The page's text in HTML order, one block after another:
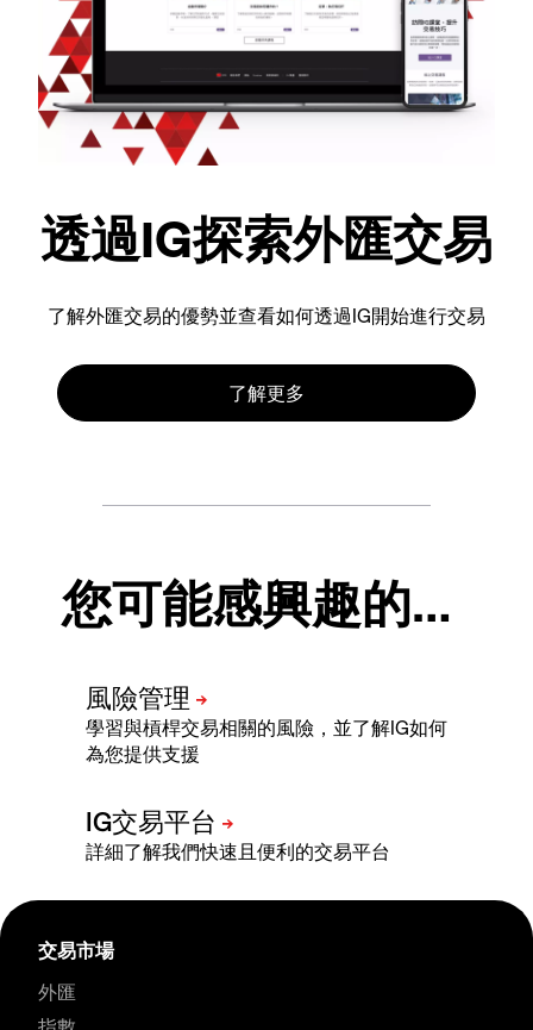
透過IG探索外匯交易
了解外匯交易的優勢並查看如何透過IG開始進行交易
您可能感興趣的…
學習與槓桿交易相關的風險，並了解IG如何
為您提供支援
詳細了解我們快速且便利的交易平台
交易市場
外匯